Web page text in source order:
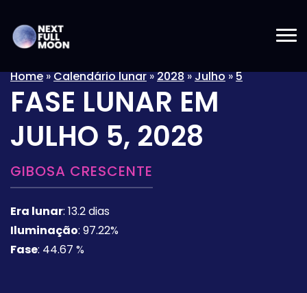
Home»Calendário lunar»2028»Julho»5
FASE LUNAR EM
JULHO 5, 2028
GIBOSA CRESCENTE
Era lunar: 13.2 dias
Iluminação: 97.22%
Fase: 44.67 %